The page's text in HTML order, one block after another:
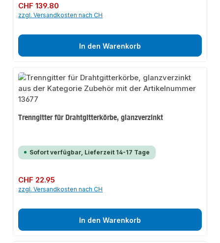
Regulärer Preis:
CHF 139.80
zzgl. Versandkosten nach CH
In den Warenkorb
Trenngitter für Drahtgitterkörbe, glanzverzinkt
Sofort verfügbar, Lieferzeit 14-17 Tage
Regulärer Preis:
CHF 22.95
zzgl. Versandkosten nach CH
In den Warenkorb